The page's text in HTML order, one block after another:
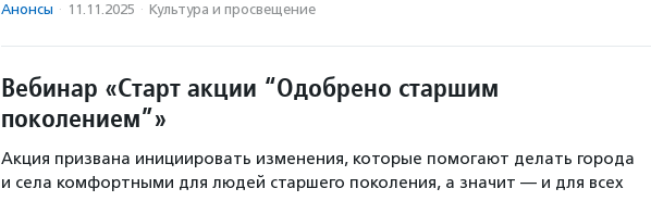
Анонсы · 11.11.2025 · Культура и просвещение
Вебинар «Старт акции “Одобрено старшим
поколением”»
Акция призвана инициировать изменения, которые помогают делать города
и села комфортными для людей старшего поколения, а значит — и для всех